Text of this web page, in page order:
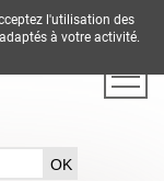
DE EN ES FR IT
l'utilisation des
à votre activité.